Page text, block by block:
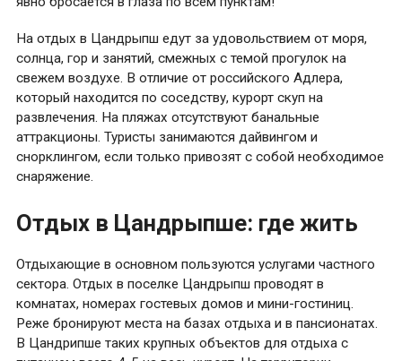
На отдых в Цандрыпш едут за удовольствием от моря,
солнца, гор и занятий, смежных с темой прогулок на
свежем воздухе. В отличие от российского Адлера,
который находится по соседству, курорт скуп на
развлечения. На пляжах отсутствуют банальные
аттракционы. Туристы занимаются дайвингом и
снорклингом, если только привозят с собой необходимое
снаряжение.
Отдых в Цандрыпше: где жить
Отдыхающие в основном пользуются услугами частного
сектора. Отдых в поселке Цандрыпш проводят в
комнатах, номерах гостевых домов и мини-гостиниц.
Реже бронируют места на базах отдыха и в пансионатах.
В Цандрипше таких крупных объектов для отдыха с